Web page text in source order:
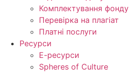
Комплектування фонду
Перевірка на плагіат
Платні послуги
Ресурси
Е-ресурси
Spheres of Culture